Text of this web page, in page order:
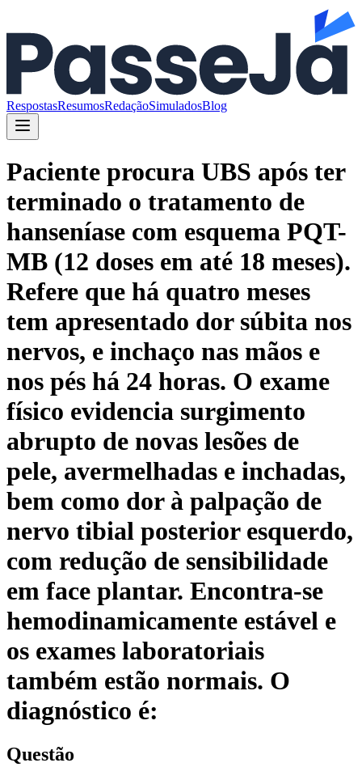
RespostasResumosRedaçãoSimuladosBlog
Paciente procura UBS após ter
terminado o tratamento de
hanseníase com esquema PQT-
MB (12 doses em até 18 meses).
Refere que há quatro meses
tem apresentado dor súbita nos
nervos, e inchaço nas mãos e
nos pés há 24 horas. O exame
físico evidencia surgimento
abrupto de novas lesões de
pele, avermelhadas e inchadas,
bem como dor à palpação de
nervo tibial posterior esquerdo,
com redução de sensibilidade
em face plantar. Encontra-se
hemodinamicamente estável e
os exames laboratoriais
também estão normais. O
diagnóstico é:
Questão